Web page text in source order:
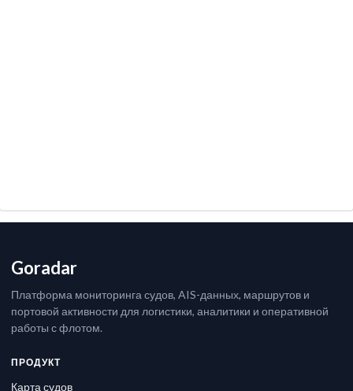
Goradar
Платформа мониторинга судов, AIS-данных, маршрутов и
портовой активности для логистики, аналитики и оперативной
работы с флотом.
ПРОДУКТ
Карта судов